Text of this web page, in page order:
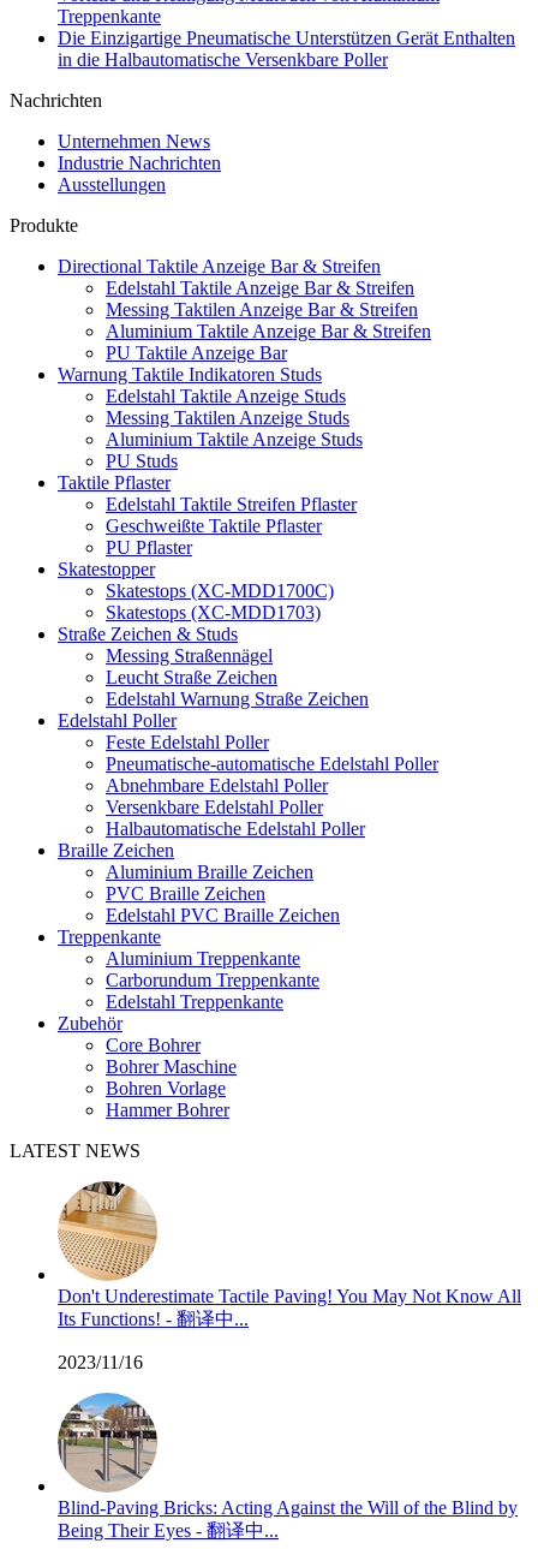
Treppenkante
Die Einzigartige Pneumatische Unterstützen Gerät Enthalten
in die Halbautomatische Versenkbare Poller
Nachrichten
Unternehmen News
Industrie Nachrichten
Ausstellungen
Produkte
Directional Taktile Anzeige Bar & Streifen
Edelstahl Taktile Anzeige Bar & Streifen
Messing Taktilen Anzeige Bar & Streifen
Aluminium Taktile Anzeige Bar & Streifen
PU Taktile Anzeige Bar
Warnung Taktile Indikatoren Studs
Edelstahl Taktile Anzeige Studs
Messing Taktilen Anzeige Studs
Aluminium Taktile Anzeige Studs
PU Studs
Taktile Pflaster
Edelstahl Taktile Streifen Pflaster
Geschweißte Taktile Pflaster
PU Pflaster
Skatestopper
Skatestops (XC-MDD1700C)
Skatestops (XC-MDD1703)
Straße Zeichen & Studs
Messing Straßennägel
Leucht Straße Zeichen
Edelstahl Warnung Straße Zeichen
Edelstahl Poller
Feste Edelstahl Poller
Pneumatische-automatische Edelstahl Poller
Abnehmbare Edelstahl Poller
Versenkbare Edelstahl Poller
Halbautomatische Edelstahl Poller
Braille Zeichen
Aluminium Braille Zeichen
PVC Braille Zeichen
Edelstahl PVC Braille Zeichen
Treppenkante
Aluminium Treppenkante
Carborundum Treppenkante
Edelstahl Treppenkante
Zubehör
Core Bohrer
Bohrer Maschine
Bohren Vorlage
Hammer Bohrer
LATEST NEWS
Don't Underestimate Tactile Paving! You May Not Know All
Its Functions! - 翻译中...
2023/11/16
Blind-Paving Bricks: Acting Against the Will of the Blind by
Being Their Eyes - 翻译中...